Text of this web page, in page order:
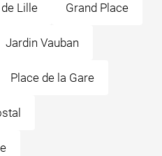
Lille Grand Place
Jardin Vauban
Place de la Gare